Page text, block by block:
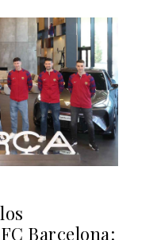
Barcelona: